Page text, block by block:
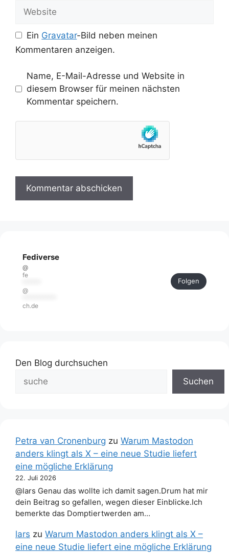
Website
Ein Gravatar-Bild neben meinen
Kommentaren anzeigen.
Name, E-Mail-Adresse und Website in
diesem Browser für meinen nächsten
Kommentar speichern.
Fediverse
@
fe
@
ch.de
Folgen
Den Blog durchsuchen
Suchen
Petra van Cronenburg zu Warum Mastodon
anders klingt als X – eine neue Studie liefert
eine mögliche Erklärung
22. Juli 2026
@lars Genau das wollte ich damit sagen.Drum hat mir
dein Beitrag so gefallen, wegen dieser Einblicke.Ich
bemerkte das Domptiertwerden am…
lars zu Warum Mastodon anders klingt als X –
eine neue Studie liefert eine mögliche Erklärung